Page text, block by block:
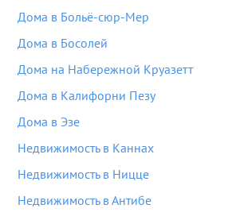
Дома в Больё-сюр-Мер
Дома в Босолей
Дома на Набережной Круазетт
Дома в Калифорни Пезу
Дома в Эзе
Недвижимость в Каннах
Недвижимость в Ницце
Недвижимость в Антибе